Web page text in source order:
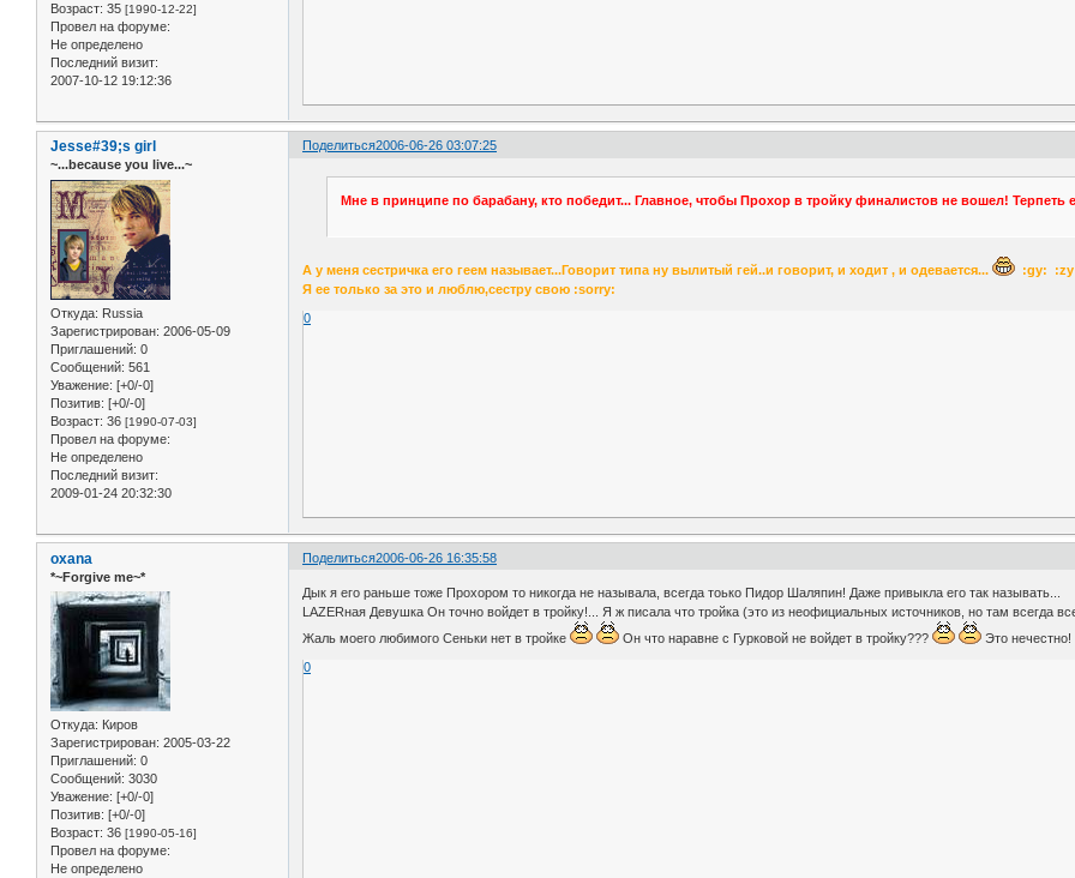
Возраст: 35 [1990-12-22]
Провел на форуме:
Не определено
Последний визит:
2007-10-12 19:12:36
Поделиться2006-06-26 03:07:25
Jesse#39;s girl
~...because you live...~
Откуда: Russia
Зарегистрирован: 2006-05-09
Приглашений: 0
Сообщений: 561
Уважение: [+0/-0]
Позитив: [+0/-0]
Возраст: 36 [1990-07-03]
Провел на форуме:
Не определено
Последний визит:
2009-01-24 20:32:30
Мне в принципе по барабану, кто победит... Главное, чтобы Прохор в тройку финалистов не вошел! Терпеть
А у меня сестричка его геем называет...Говорит типа ну вылитый гей..и говорит, и ходит , и одевается...
:gy:
Я ее только за это и люблю,сестру свою :sorry:
0
Поделиться2006-06-26 16:35:58
oxana
*~Forgive me~*
Откуда: Киров
Зарегистрирован: 2005-03-22
Приглашений: 0
Сообщений: 3030
Уважение: [+0/-0]
Позитив: [+0/-0]
Возраст: 36 [1990-05-16]
Провел на форуме:
Не определено
Дык я его раньше тоже Прохором то никогда не называла, всегда тоько Пидор Шаляпин! Даже привыкла его так называть...
LAZERная Девушка Он точно войдет в тройку!... Я ж писала что тройка (это из неофициальных источников, но там всегда
Жаль моего любимого Сеньки нет в тройке
Он что наравне с Гурковой не войдет в тройку???
Это нечестно!
0